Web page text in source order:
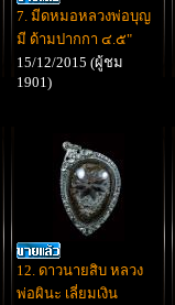
7. มีดหมอหลวงพ่อบุญ
มี ด้ามปากกา ๔.๕"
15/12/2015 (ผู้ชม
1901)
12. ดาวนายสิบ หลวง
พ่อผินะ เลี่ยมเงิน